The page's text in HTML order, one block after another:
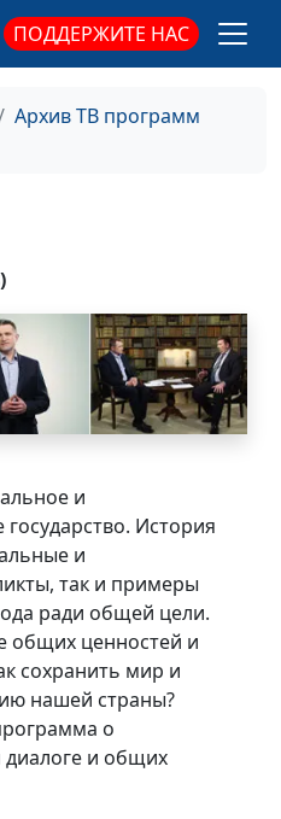
ПОДДЕРЖИТЕ НАС
Архив ТВ программ
и
История
и
так и примеры
ради общей цели.
общих ценностей и
сохранить мир и
нашей страны?
о
и общих